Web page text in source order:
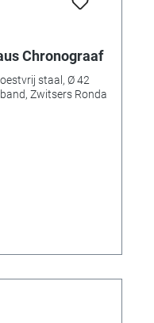
Chronograaf
staal, Ø 42
Ronda